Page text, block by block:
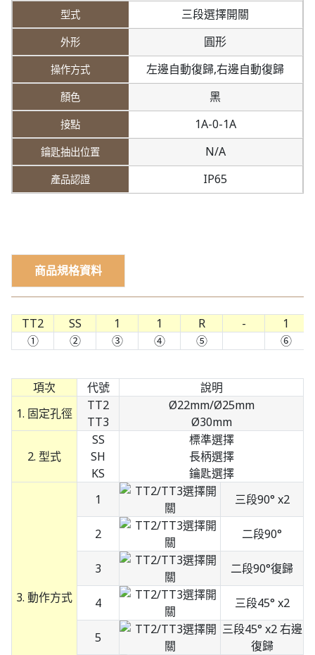
三段選擇開關
圓形
左邊自動復歸,右邊自動復歸
黑
1A-0-1A
N/A
IP65
商品規格資料
TT2 SS 1 1 R -
1
①
② ③ ④ ⑤ ⑥
項次 代號
說明
1. 固定孔徑
TT2
TT3
Ø22mm/Ø25mm
Ø30mm
2. 型式
SS
SH
KS
標準選擇
長柄選擇
鑰匙選擇
3. 動作方式
1 三段90° x2
2 二段90°
3 二段90°復歸
4 三段45° x2
5
三段45° x2 右邊
復歸